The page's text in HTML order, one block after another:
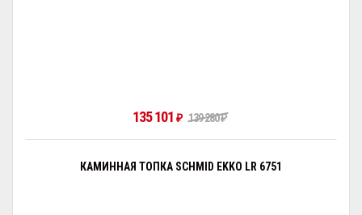
135 101 ₽ 139 280₽
КАМИННАЯ ТОПКА SCHMID EKKO LR 6751